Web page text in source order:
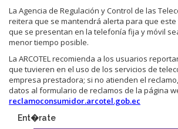
La Agencia de Regulación y Control de las
reitera que se mantendrá alerta para que
que se presentan en la telefonía fija y móvil
menor tiempo posible.
La ARCOTEL recomienda a los usuarios
que tuvieren en el uso de los servicios de
empresa prestadora; si no atienden el
datos al formulario de reclamos de la página
reclamoconsumidor.arcotel.gob.ec​
Ent�rate